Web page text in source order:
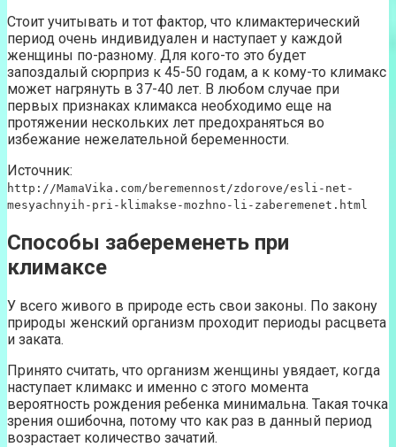
Стоит учитывать и тот фактор, что климактерический
период очень индивидуален и наступает у каждой
женщины по-разному. Для кого-то это будет
запоздалый сюрприз к 45-50 годам, а к кому-то климакс
может нагрянуть в 37-40 лет. В любом случае при
первых признаках климакса необходимо еще на
протяжении нескольких лет предохраняться во
избежание нежелательной беременности.
Источник:
http://MamaVika.com/beremennost/zdorove/esli-net-
mesyachnyih-pri-klimakse-mozhno-li-zaberemenet.html
Способы забеременеть при
климаксе
У всего живого в природе есть свои законы. По закону
природы женский организм проходит периоды расцвета
и заката.
Принято считать, что организм женщины увядает, когда
наступает климакс и именно с этого момента
вероятность рождения ребенка минимальна. Такая точка
зрения ошибочна, потому что как раз в данный период
возрастает количество зачатий.